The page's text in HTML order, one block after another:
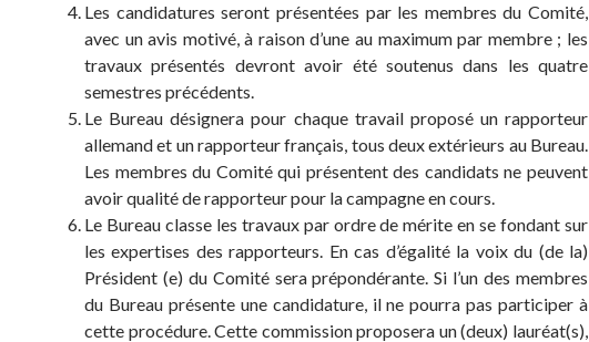
Les candidatures seront présentées par les membres du Comité,
avec un avis motivé, à raison d’une au maximum par membre ; les
travaux présentés devront avoir été soutenus dans les quatre
semestres précédents.
Le Bureau désignera pour chaque travail proposé un rapporteur
allemand et un rapporteur français, tous deux extérieurs au Bureau.
Les membres du Comité qui présentent des candidats ne peuvent
avoir qualité de rapporteur pour la campagne en cours.
Le Bureau classe les travaux par ordre de mérite en se fondant sur
les expertises des rapporteurs. En cas d’égalité la voix du (de la)
Président (e) du Comité sera prépondérante. Si l’un des membres
du Bureau présente une candidature, il ne pourra pas participer à
cette procédure. Cette commission proposera un (deux) lauréat(s),